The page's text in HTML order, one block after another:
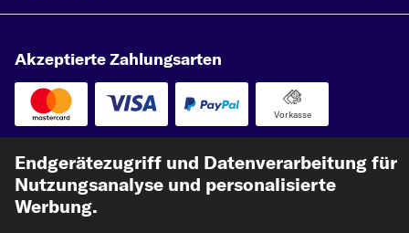
Akzeptierte Zahlungsarten
Vorkasse
Unsere Versandpartner
Endgerätezugriff und Datenverarbeitung für
Nutzungsanalyse und personalisierte
Werbung.